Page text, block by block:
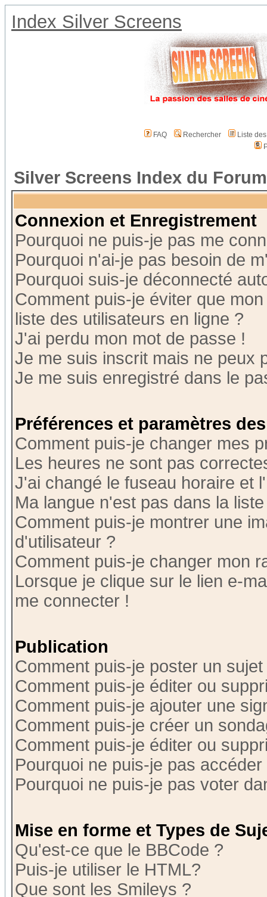
Index Silver Screens
FAQ Rechercher
Liste
Silver Screens Index du Forum
Connexion et Enregistrement
Pourquoi ne puis-je pas me
Pourquoi n'ai-je pas besoin de
Pourquoi suis-je déconnecté
Comment puis-je éviter que
liste des utilisateurs en ligne ?
J'ai perdu mon mot de passe !
Je me suis inscrit mais ne peux
Je me suis enregistré dans le
Préférences et paramètres
Comment puis-je changer mes
Les heures ne sont pas
J'ai changé le fuseau horaire et
Ma langue n'est pas dans la
Comment puis-je montrer une
d'utilisateur ?
Comment puis-je changer mon
Lorsque je clique sur le lien e-
me connecter !
Publication
Comment puis-je poster un
Comment puis-je éditer ou
Comment puis-je ajouter une
Comment puis-je créer un
Comment puis-je éditer ou
Pourquoi ne puis-je pas
Pourquoi ne puis-je pas voter
Mise en forme et Types de
Qu'est-ce que le BBCode ?
Puis-je utiliser le HTML?
Que sont les Smileys ?